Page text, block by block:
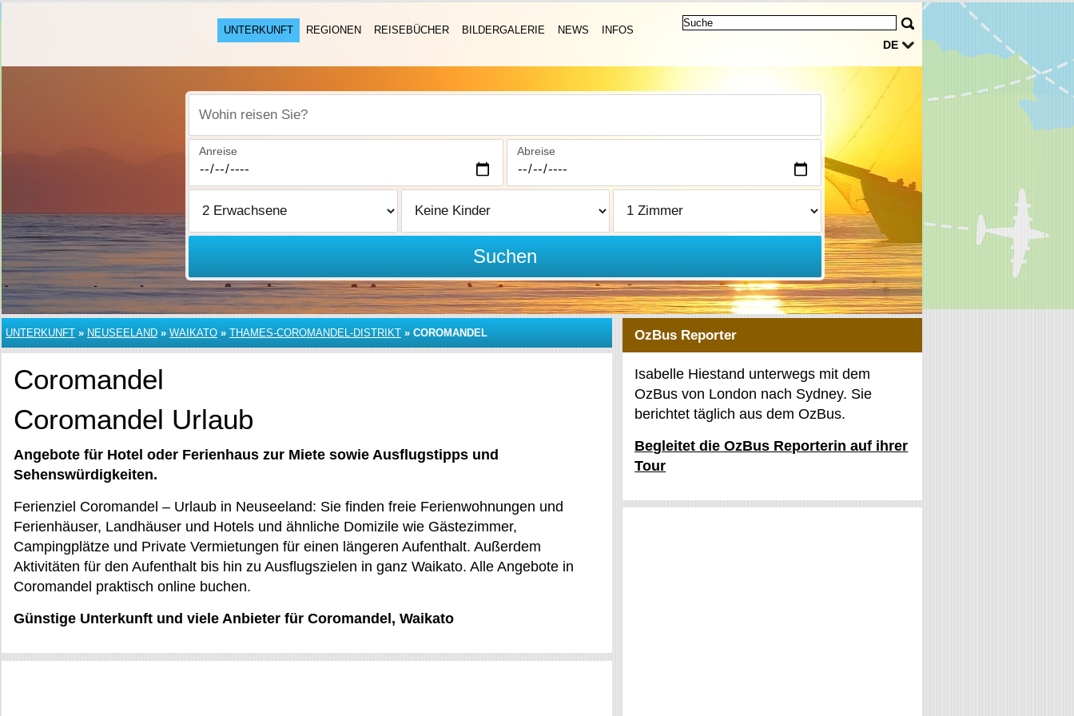
DE
UNTERKUNFT REGIONEN REISEBÜCHER BILDERGALERIE NEWS INFOS
Wohin reisen Sie?
Anreise Abreise
Suchen
UNTERKUNFT » NEUSEELAND » WAIKATO » THAMES-COROMANDEL-DISTRIKT » COROMANDEL
Coromandel
Coromandel Urlaub
Angebote für Hotel oder Ferienhaus zur Miete sowie Ausflugstipps und
Sehenswürdigkeiten.
Ferienziel Coromandel – Urlaub in Neuseeland: Sie finden freie Ferienwohnungen und
Ferienhäuser, Landhäuser und Hotels und ähnliche Domizile wie Gästezimmer,
Campingplätze und Private Vermietungen für einen längeren Aufenthalt. Außerdem
Aktivitäten für den Aufenthalt bis hin zu Ausflugszielen in ganz Waikato. Alle Angebote in
Coromandel praktisch online buchen.
Günstige Unterkunft und viele Anbieter für Coromandel, Waikato
OzBus Reporter
Isabelle Hiestand unterwegs mit dem
OzBus von London nach Sydney. Sie
berichtet täglich aus dem OzBus.
Begleitet die OzBus Reporterin auf ihrer
Tour